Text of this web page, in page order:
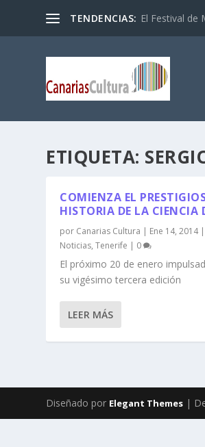
TENDENCIAS: El Festival de
ETIQUETA:
COMIENZA EL
HISTORIA DE LA CIENCIA
por Canarias Cultura | Ene 14, 2014|
Noticias,Tenerife | 0
El próximo 20 de enero
su vigésimo tercera edición
LEER MÁS
Diseñado por Elegant Themes |